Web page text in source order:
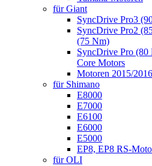
für Giant
SyncDrive Pro3
SyncDrive Pro2
(75 Nm)
SyncDrive Pro
Core Motors
Motoren 2015/2016
für Shimano
E8000
E7000
E6100
E6000
E5000
EP8, EP8 RS-
für OLI